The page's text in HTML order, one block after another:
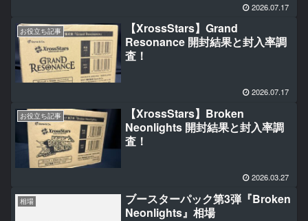
2026.07.17
お役立ち記事
【XrossStars】Grand
Resonance 開封結果と封入率調
査！
2026.07.17
お役立ち記事
【XrossStars】Broken
Neonlights 開封結果と封入率調
査！
2026.03.27
相場
ブースターパック第3弾『Broken
Neonlights』相場